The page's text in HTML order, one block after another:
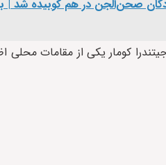
صحن‌الجن در هم کوبیده شد | به
کومار یکی از مقامات